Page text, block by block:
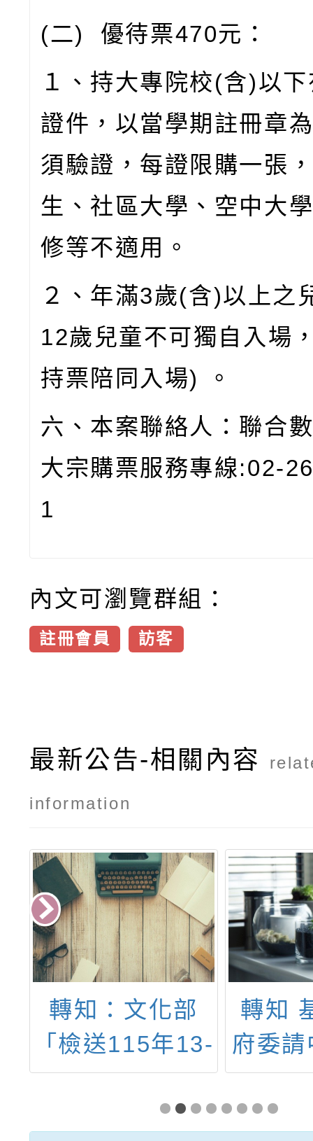
(二) 優待票470元：
１、持大專院校(含)以
證件，以當學期註冊章
須驗證，每證限購一張
生、社區大學、空中大
修等不適用。
２、年滿3歲(含)以上之
12歲兒童不可獨自入場
持票陪同入場)
。
六、本案聯絡人：聯合
大宗購票服務專線:02-
1
內文可瀏覽群組：
註冊會員 訪客
最新公告-相關內容
information
轉知：文化部
「檢送115年13-
22歲文化禮金文
宣資料」
轉知
府委
辦理
基隆